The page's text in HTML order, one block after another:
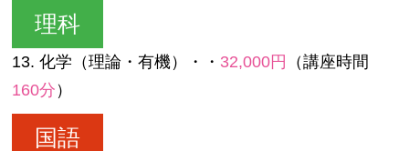
理科
13. 化学（理論・有機）・・ 32,000円
（講座時間
160分 ）
国語